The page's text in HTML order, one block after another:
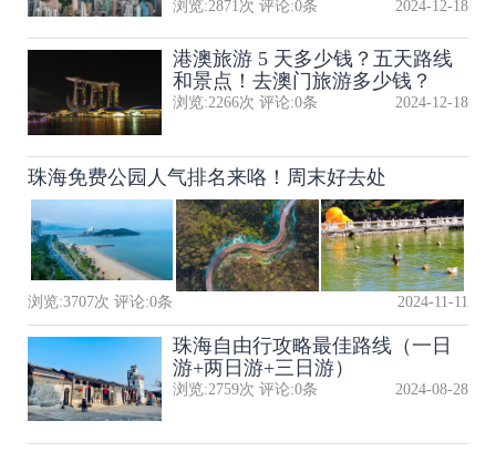
浏览:2871次 评论:0条 2024-12-18
港澳旅游 5 天多少钱？五天路线
和景点！去澳门旅游多少钱？
浏览:2266次 评论:0条 2024-12-18
珠海免费公园人气排名来咯！周末好去处
浏览:3707次 评论:0条 2024-11-11
珠海自由行攻略最佳路线（一日
游+两日游+三日游）
浏览:2759次 评论:0条 2024-08-28